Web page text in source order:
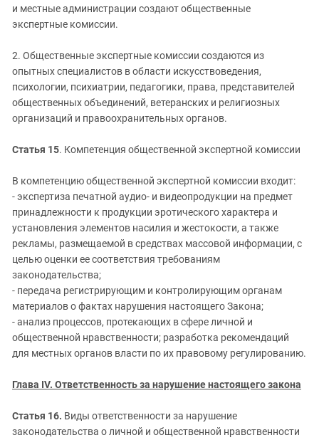
и местные администрации создают общественные
экспертные комиссии.
2. Общественные экспертные комиссии создаются из
опытных специалистов в области искусствоведения,
психологии, психиатрии, педагогики, права, представителей
общественных объединений, ветеранских и религиозных
организаций и правоохранительных органов.
Статья 15. Компетенция общественной экспертной комиссии
В компетенцию общественной экспертной комиссии входит:
- экспертиза печатной аудио- и видеопродукции на предмет
принадлежности к продукции эротического характера и
установления элементов насилия и жестокости, а также
рекламы, размещаемой в средствах массовой информации, с
целью оценки ее соответствия требованиям
законодательства;
- передача регистрирующим и контролирующим органам
материалов о фактах нарушения настоящего Закона;
- анализ процессов, протекающих в сфере личной и
общественной нравственности; разработка рекомендаций
для местных органов власти по их правовому регулированию.
Глава IV. Ответственность за нарушение настоящего закона
Статья 16. Виды ответственности за нарушение
законодательства о личной и общественной нравственности